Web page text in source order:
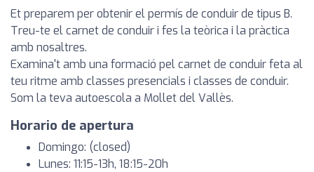
Et preparem per obtenir el permís de conduir de tipus B.
Treu-te el carnet de conduir i fes la teòrica i la pràctica
amb nosaltres.
Examina't amb una formació pel carnet de conduir feta al
teu ritme amb classes presencials i classes de conduir.
Som la teva autoescola a Mollet del Vallès.
Horario de apertura
Domingo: (closed)
Lunes: 11:15-13h, 18:15-20h